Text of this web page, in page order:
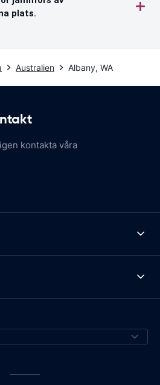
plats.
Australien Albany, WA
kontakta våra